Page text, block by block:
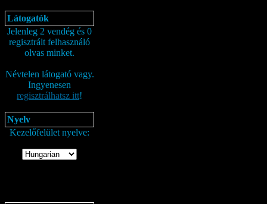
Látogatók
Jelenleg 2 vendég és 0
regisztrált felhasználó
olvas minket.
Névtelen látogató vagy.
Ingyenesen
regisztrálhatsz itt!
Nyelv
Kezelőfelület nyelve: